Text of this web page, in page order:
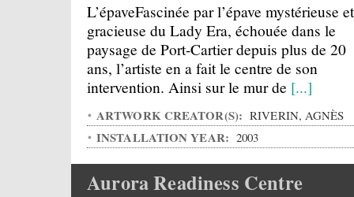
L’épaveFascinée par l’épave mystérieuse et
gracieuse du Lady Era, échouée dans le
paysage de Port-Cartier depuis plus de 20
ans, l’artiste en a fait le centre de son
intervention. Ainsi sur le mur de [...]
ARTWORK CREATOR(S): RIVERIN, AGNÈS
INSTALLATION YEAR: 2003
Aurora Readiness Centre